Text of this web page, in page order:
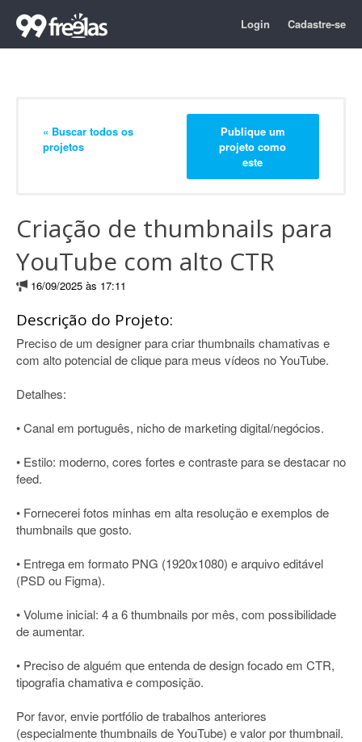
Login Cadastre-se
« Buscar todos os
projetos
Publique um
projeto como
este
Criação de thumbnails para
YouTube com alto CTR
16/09/2025 às 17:11
Descrição do Projeto:
Preciso de um designer para criar thumbnails chamativas e
com alto potencial de clique para meus vídeos no YouTube.
Detalhes:
• Canal em português, nicho de marketing digital/negócios.
• Estilo: moderno, cores fortes e contraste para se destacar no
feed.
• Fornecerei fotos minhas em alta resolução e exemplos de
thumbnails que gosto.
• Entrega em formato PNG (1920x1080) e arquivo editável
(PSD ou Figma).
• Volume inicial: 4 a 6 thumbnails por mês, com possibilidade
de aumentar.
• Preciso de alguém que entenda de design focado em CTR,
tipografia chamativa e composição.
Por favor, envie portfólio de trabalhos anteriores
(especialmente thumbnails de YouTube) e valor por thumbnail.